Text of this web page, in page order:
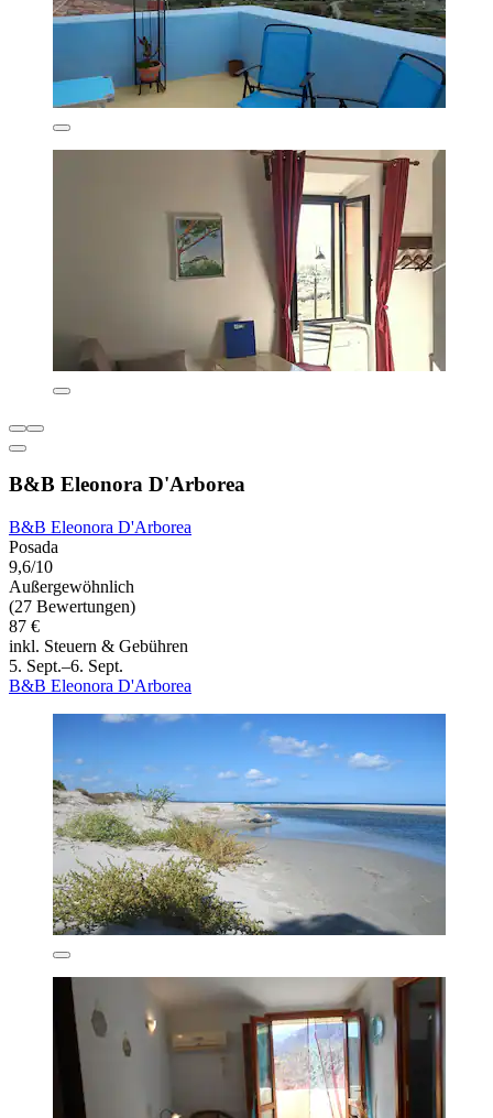
B&B Eleonora D'Arborea
B&B Eleonora D'Arborea
Posada
9,6/10
Außergewöhnlich
(27 Bewertungen)
87 €
inkl. Steuern & Gebühren
5. Sept.–6. Sept.
B&B Eleonora D'Arborea